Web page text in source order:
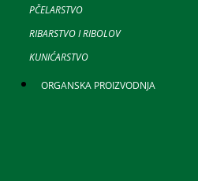
PČELARSTVO
RIBARSTVO I RIBOLOV
KUNIĆARSTVO
ORGANSKA PROIZVODNJA